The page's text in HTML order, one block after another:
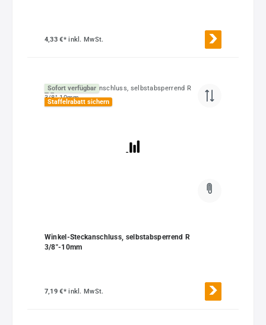
4,33 €*inkl. MwSt.
Sofort verfügbar
Staffelrabatt sichern
Winkel-Steckanschluss, selbstabsperrend R
3/8"-10mm
7,19 €*inkl. MwSt.